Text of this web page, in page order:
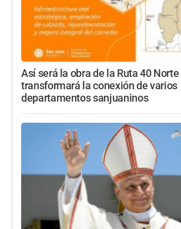
Así será la obra de la Ruta 40 Norte
transformará la conexión de varios
departamentos sanjuaninos